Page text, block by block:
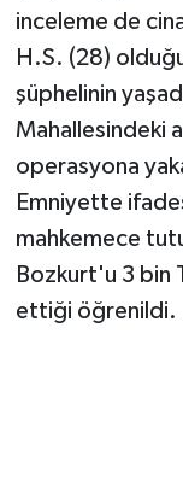
inceleme de
H.S. (28)
şüphelinin
Mahallesindeki
operasyona
Emniyette
mahkemece
Bozkurt'u 3 bin
ettiği öğrenildi.